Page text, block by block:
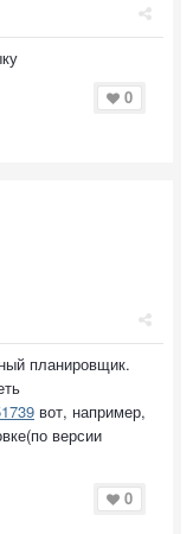
0
планировщик.
вот, например,
версии
0